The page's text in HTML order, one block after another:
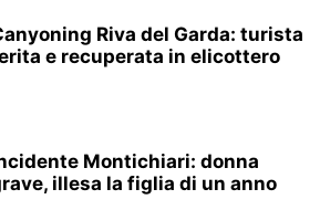
Riva del Garda: turista
e recuperata in elicottero
Montichiari: donna
illesa la figlia di un anno